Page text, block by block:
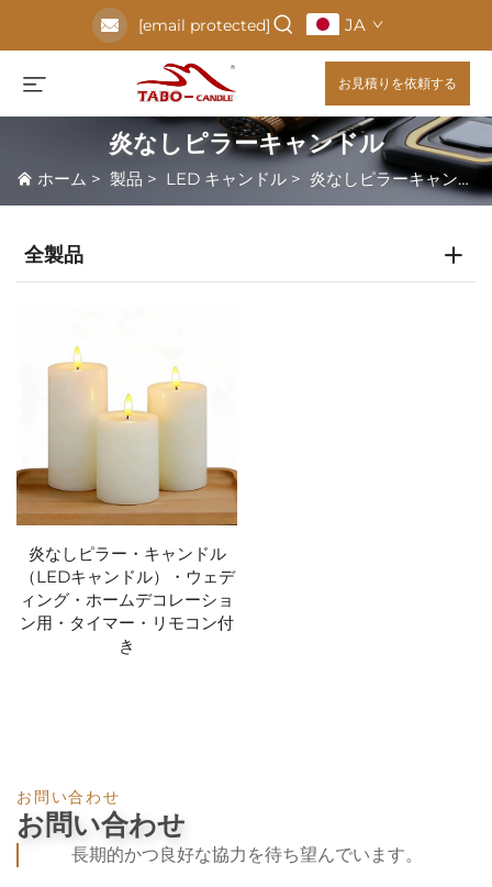
[email protected] JA
お見積りを依頼する
炎なしピラーキャンドル
ホーム > 製品 > LED キャンドル > 炎なしピラーキャンドル
全製品
炎なしピラー・キャンドル
（LEDキャンドル）・ウェデ
ィング・ホームデコレーショ
ン用・タイマー・リモコン付
き
お問い合わせ
お問い合わせ
長期的かつ良好な協力を待ち望んでいます。